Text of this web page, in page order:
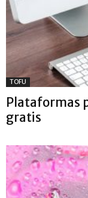
TOFU
Plataformas
gratis